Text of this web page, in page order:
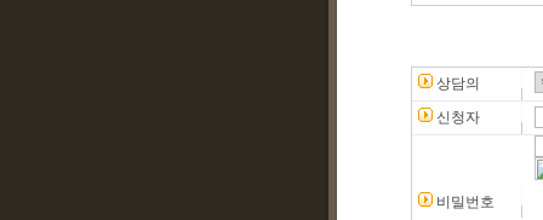
상담의
신청자
비밀번호